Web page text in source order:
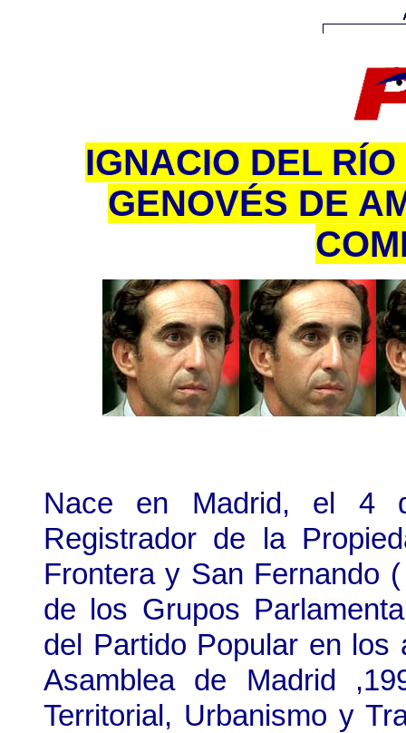
IGNACIO DEL
GENOVÉS DE
Nace en Madrid, el 4
Registrador de la
Frontera y San Fernando
de los Grupos
del Partido Popular en los
Asamblea de Madrid
Territorial, Urbanismo y